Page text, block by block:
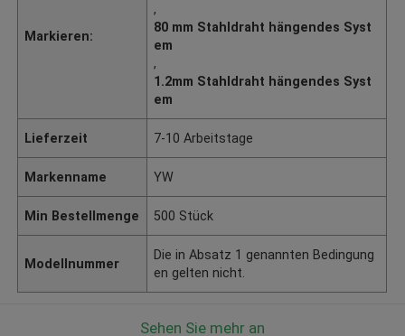
Markieren:
,
80 mm Stahldraht hängendes Syst
em
,
1.2mm Stahldraht hängendes Syst
em
Lieferzeit 7-10 Arbeitstage
Markenname YW
Min Bestellmenge 500 Stück
Modellnummer
Die in Absatz 1 genannten Bedingung
en gelten nicht.
Sehen Sie mehr an